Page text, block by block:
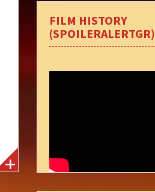
FILM HISTORY
(SPOILERALERTGR)